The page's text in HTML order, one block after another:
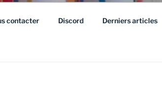
contacter Discord Derniers articles